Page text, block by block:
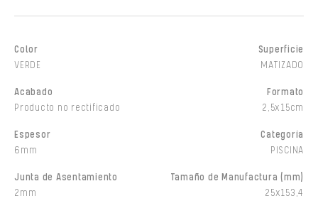
Color
VERDE
Superficie
MATIZADO
Acabado
Producto no rectificado
Formato
2,5x15cm
Espesor
6mm
Categoría
PISCINA
Junta de Asentamiento
2mm
Tamaño de Manufactura (mm)
25x153,4